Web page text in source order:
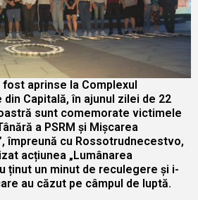
aprinse la Complexul
Capitală, în ajunul zilei de 22
sunt comemorate victimele
a PSRM și Mișcarea
împreună cu Rossotrudnecestvo,
acțiunea „Lumânarea
ținut un minut de reculegere și i-
au căzut pe câmpul de luptă.